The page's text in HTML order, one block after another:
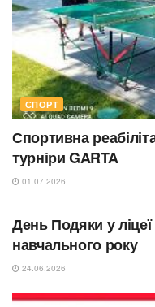
СПОРТ
Спортивна
турніри GARTA
01.07.2026
День Подяки у
навчального року
24.06.2026